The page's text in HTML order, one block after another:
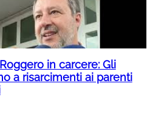
in carcere: Gli
a risarcimenti ai parenti